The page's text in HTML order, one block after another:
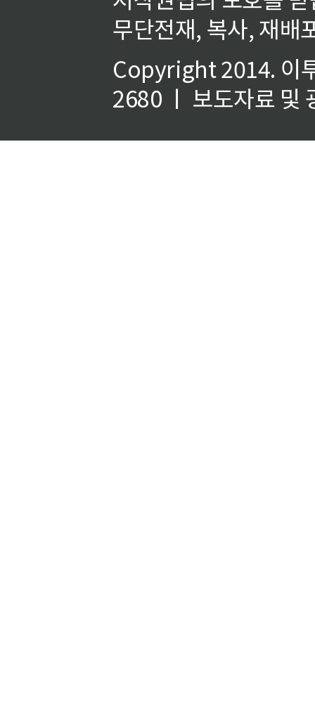
무단전재, 복사, 재배
Copyright 2014. 이
2680 ㅣ 보도자료